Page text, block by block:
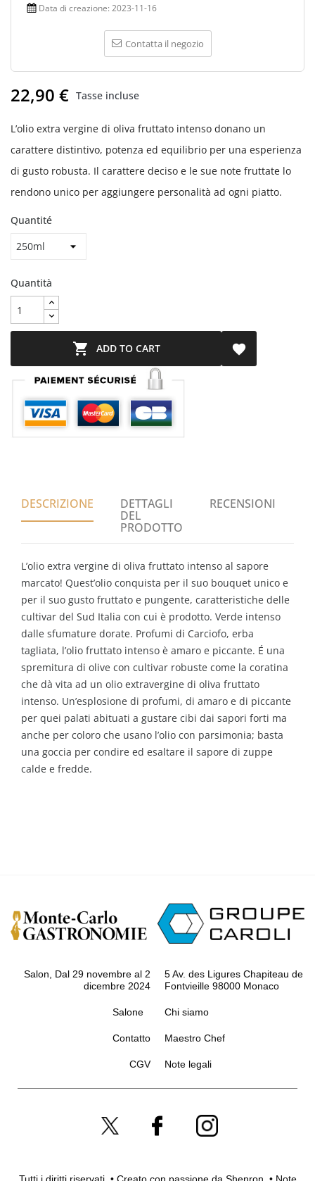
Data di creazione: 2023-11-16
Contatta il negozio
22,90 € Tasse incluse
L’olio extra vergine di oliva fruttato intenso donano un
carattere distintivo, potenza ed equilibrio per una esperienza
di gusto robusta. Il carattere deciso e le sue note fruttate lo
rendono unico per aggiungere personalità ad ogni piatto.
Quantité
Quantità
 ADD TO CART 
DESCRIZIONE DETTAGLI
DEL
PRODOTTO
RECENSIONI
L’olio extra vergine di oliva fruttato intenso al sapore
marcato! Quest’olio conquista per il suo bouquet unico e
per il suo gusto fruttato e pungente, caratteristiche delle
cultivar del Sud Italia con cui è prodotto. Verde intenso
dalle sfumature dorate. Profumi di Carciofo, erba
tagliata, l’olio fruttato intenso è amaro e piccante. É una
spremitura di olive con cultivar robuste come la coratina
che dà vita ad un olio extravergine di oliva fruttato
intenso. Un’esplosione di profumi, di amaro e di piccante
per quei palati abituati a gustare cibi dai sapori forti ma
anche per coloro che usano l’olio con parsimonia; basta
una goccia per condire ed esaltare il sapore di zuppe
calde e fredde.
Salon, Dal 29 novembre al 2
dicembre 2024
5 Av. des Ligures Chapiteau de
Fontvieille 98000 Monaco
Salone
Contatto
Chi siamo
Maestro Chef
CGV Note legali